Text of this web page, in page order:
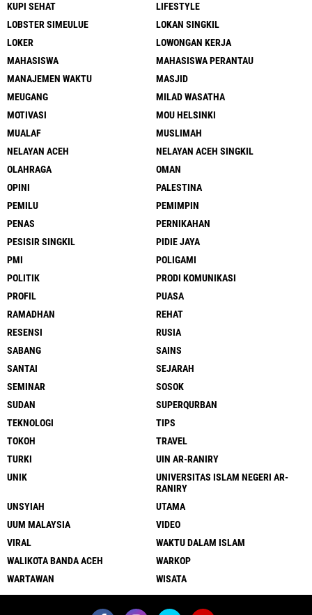
KUPI SEHAT
LIFESTYLE
LOBSTER SIMEULUE
LOKAN SINGKIL
LOKER
LOWONGAN KERJA
MAHASISWA
MAHASISWA PERANTAU
MANAJEMEN WAKTU
MASJID
MEUGANG
MILAD WASATHA
MOTIVASI
MOU HELSINKI
MUALAF
MUSLIMAH
NELAYAN ACEH
NELAYAN ACEH SINGKIL
OLAHRAGA
OMAN
OPINI
PALESTINA
PEMILU
PEMIMPIN
PENAS
PERNIKAHAN
PESISIR SINGKIL
PIDIE JAYA
PMI
POLIGAMI
POLITIK
PRODI KOMUNIKASI
PROFIL
PUASA
RAMADHAN
REHAT
RESENSI
RUSIA
SABANG
SAINS
SANTAI
SEJARAH
SEMINAR
SOSOK
SUDAN
SUPERQURBAN
TEKNOLOGI
TIPS
TOKOH
TRAVEL
TURKI
UIN AR-RANIRY
UNIK
UNIVERSITAS ISLAM NEGERI AR-
RANIRY
UNSYIAH
UTAMA
UUM MALAYSIA
VIDEO
VIRAL
WAKTU DALAM ISLAM
WALIKOTA BANDA ACEH
WARKOP
WARTAWAN
WISATA